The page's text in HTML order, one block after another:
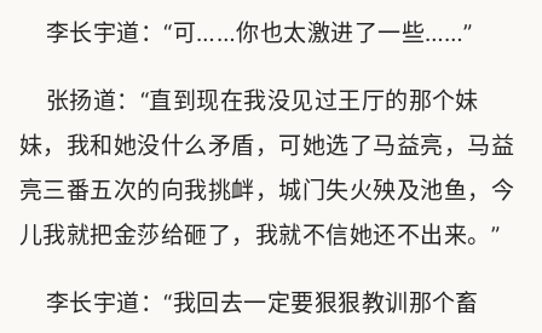
李长宇道：“可……你也太激进了一些……”
张扬道：“直到现在我没见过王厅的那个妹
妹，我和她没什么矛盾，可她选了马益亮，马益
亮三番五次的向我挑衅，城门失火殃及池鱼，今
儿我就把金莎给砸了，我就不信她还不出来。”
李长宇道：“我回去一定要狠狠教训那个畜